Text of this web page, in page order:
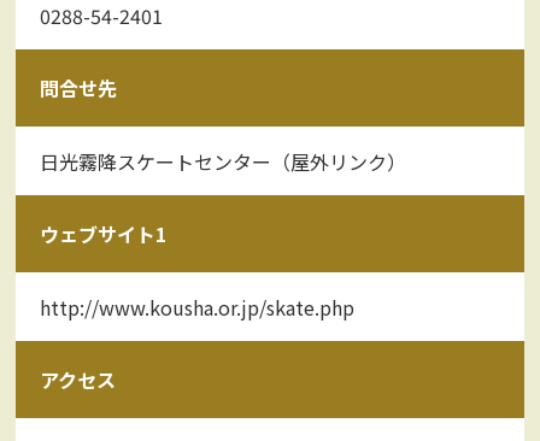
0288-54-2401
問合せ先
日光霧降スケートセンター（屋外リンク）
ウェブサイト1
http://www.kousha.or.jp/skate.php
アクセス